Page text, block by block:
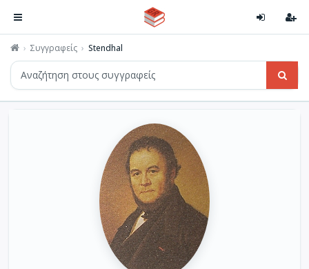
Συγγραφείς Stendhal